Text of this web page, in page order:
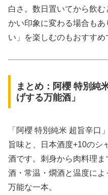
白さ。数日置いてから飲
かい印象に変わる場合も
い」を楽しむのもおすすめ
まとめ：阿櫻 特別純
げする万能酒」
「阿櫻 特別純米 超旨辛口
旨味と、日本酒度+10のシ
酒です。刺身から肉料理
酒・常温・燗酒と温度に
万能な一本。